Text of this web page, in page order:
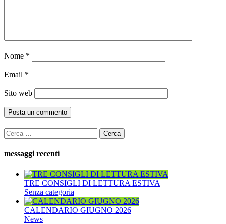
Nome *
Email *
Sito web
Ricerca
per:
messaggi recenti
TRE CONSIGLI DI LETTURA ESTIVA
Senza categoria
CALENDARIO GIUGNO 2026
News